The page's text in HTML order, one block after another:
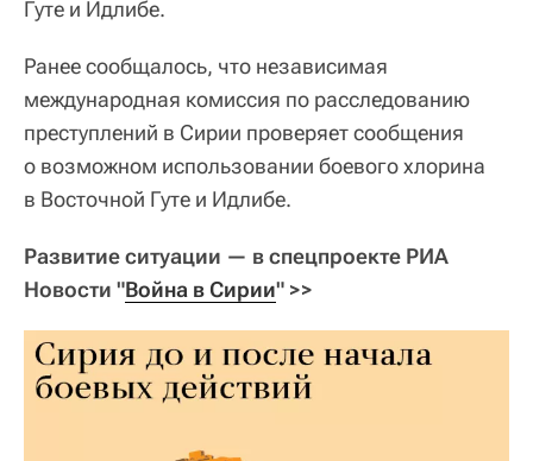
Гуте и Идлибе.
Ранее сообщалось, что независимая
международная комиссия по расследованию
преступлений в Сирии проверяет сообщения
о возможном использовании боевого хлорина
в Восточной Гуте и Идлибе.
Развитие ситуации — в спецпроекте РИА
Новости "Война в Сирии" >>